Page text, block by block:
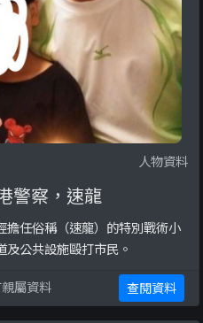
人物資料
警察，速龍
任俗稱（速龍）的特別戰術小
公共設施毆打市民。
屬資料 查閱資料